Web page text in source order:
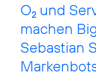
O2 und
machen
Sebastian